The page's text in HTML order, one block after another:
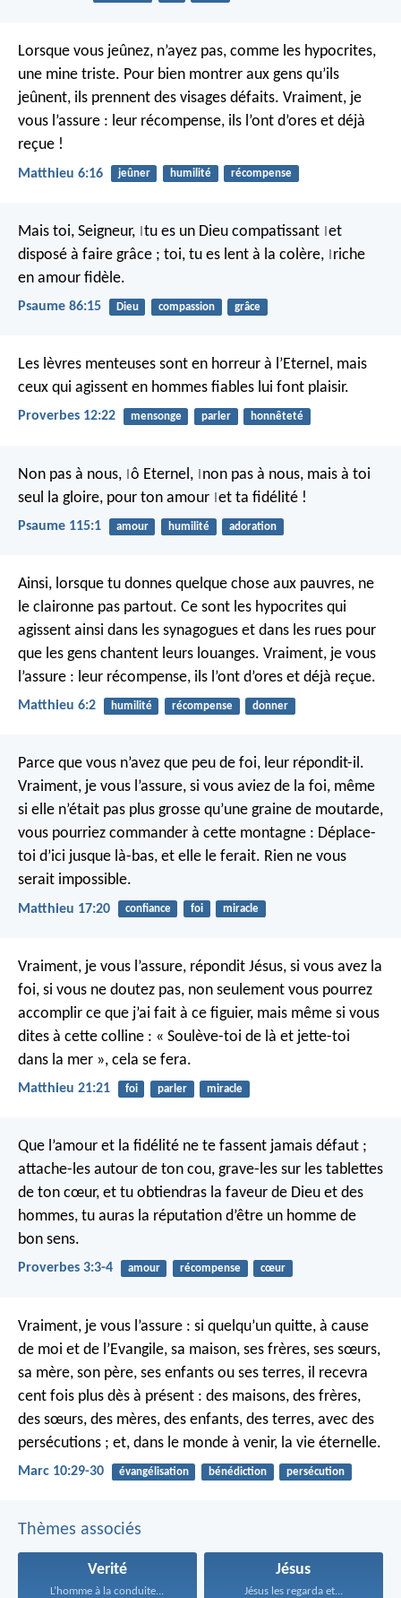
Lorsque vous jeûnez, n’ayez pas, comme les hypocrites,
une mine triste. Pour bien montrer aux gens qu’ils
jeûnent, ils prennent des visages défaits. Vraiment, je
vous l’assure : leur récompense, ils l’ont d’ores et déjà
reçue !
Matthieu 6:16 jeûner humilité récompense
Mais toi, Seigneur, tu es un Dieu compatissant et
disposé à faire grâce ; toi, tu es lent à la colère, riche
en amour fidèle.
Psaume 86:15 Dieu compassion grâce
Les lèvres menteuses sont en horreur à l’Eternel, mais
ceux qui agissent en hommes fiables lui font plaisir.
Proverbes 12:22 mensonge parler honnêteté
Non pas à nous, ô Eternel, non pas à nous, mais à toi
seul la gloire, pour ton amour et ta fidélité !
Psaume 115:1 amour humilité adoration
Ainsi, lorsque tu donnes quelque chose aux pauvres, ne
le claironne pas partout. Ce sont les hypocrites qui
agissent ainsi dans les synagogues et dans les rues pour
que les gens chantent leurs louanges. Vraiment, je vous
l’assure : leur récompense, ils l’ont d’ores et déjà reçue.
Matthieu 6:2 humilité récompense donner
Parce que vous n’avez que peu de foi, leur répondit-il.
Vraiment, je vous l’assure, si vous aviez de la foi, même
si elle n’était pas plus grosse qu’une graine de moutarde,
vous pourriez commander à cette montagne : Déplace-
toi d’ici jusque là-bas, et elle le ferait. Rien ne vous
serait impossible.
Matthieu 17:20 confiance foi miracle
Vraiment, je vous l’assure, répondit Jésus, si vous avez la
foi, si vous ne doutez pas, non seulement vous pourrez
accomplir ce que j’ai fait à ce figuier, mais même si vous
dites à cette colline : « Soulève-toi de là et jette-toi
dans la mer », cela se fera.
Matthieu 21:21 foi parler miracle
Que l’amour et la fidélité ne te fassent jamais défaut ;
attache-les autour de ton cou, grave-les sur les tablettes
de ton cœur, et tu obtiendras la faveur de Dieu et des
hommes, tu auras la réputation d’être un homme de
bon sens.
Proverbes 3:3-4 amour récompense cœur
Vraiment, je vous l’assure : si quelqu’un quitte, à cause
de moi et de l’Evangile, sa maison, ses frères, ses sœurs,
sa mère, son père, ses enfants ou ses terres, il recevra
cent fois plus dès à présent : des maisons, des frères,
des sœurs, des mères, des enfants, des terres, avec des
persécutions ; et, dans le monde à venir, la vie éternelle.
Marc 10:29-30 évangélisation bénédiction persécution
Thèmes associés
Verité
L’homme à la conduite...
Jésus
Jésus les regarda et...